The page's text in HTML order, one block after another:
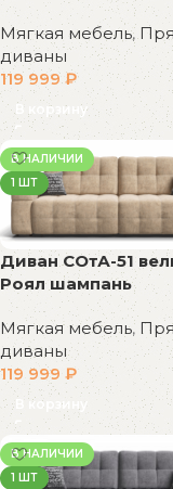
Мягкая мебель,
диваны
119 999₽
В корзину
В НАЛИЧИИ
1 ШТ
Диван СОтА-51
Роял шампань
Мягкая мебель,
диваны
119 999 ₽
В корзину
В НАЛИЧИИ
1 ШТ